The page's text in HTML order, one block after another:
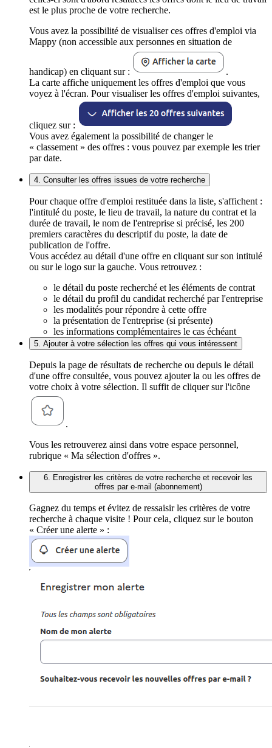
est le plus proche de votre recherche.
Vous avez la possibilité de visualiser ces offres d'emploi via
Mappy (non accessible aux personnes en situation de
handicap) en cliquant sur :
.
La carte affiche uniquement les offres d'emploi que vous
voyez à l'écran. Pour visualiser les offres d'emploi suivantes,
cliquez sur :
Vous avez également la possibilité de changer le
« classement » des offres : vous pouvez par exemple les trier
par date.
4. Consulter les offres issues de votre recherche
Pour chaque offre d'emploi restituée dans la liste, s'affichent :
l'intitulé du poste, le lieu de travail, la nature du contrat et la
durée de travail, le nom de l'entreprise si précisé, les 200
premiers caractères du descriptif du poste, la date de
publication de l'offre.
Vous accédez au détail d'une offre en cliquant sur son intitulé
ou sur le logo sur la gauche. Vous retrouvez :
le détail du poste recherché et les éléments de contrat
le détail du profil du candidat recherché par l'entreprise
les modalités pour répondre à cette offre
la présentation de l'entreprise (si présente)
les informations complémentaires le cas échéant
5. Ajouter à votre sélection les offres qui vous intéressent
Depuis la page de résultats de recherche ou depuis le détail
d'une offre consultée, vous pouvez ajouter la ou les offres de
votre choix à votre sélection. Il suffit de cliquer sur l'icône
.
Vous les retrouverez ainsi dans votre espace personnel,
rubrique « Ma sélection d'offres ».
6. Enregistrer les critères de votre recherche et recevoir les
offres par e-mail (abonnement)
Gagnez du temps et évitez de ressaisir les critères de votre
recherche à chaque visite ! Pour cela, cliquez sur le bouton
« Créer une alerte » :